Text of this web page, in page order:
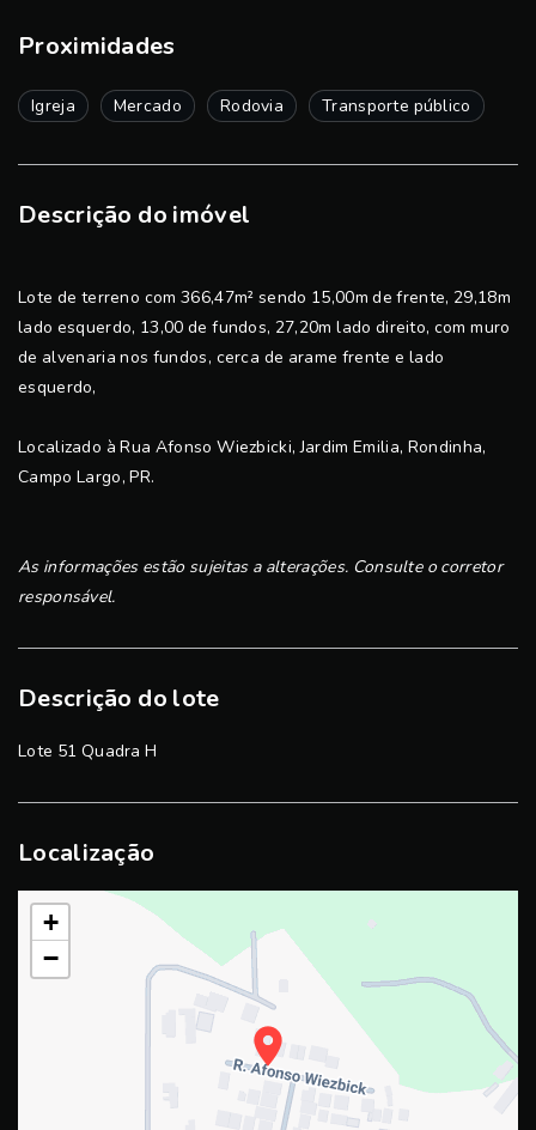
Proximidades
Igreja Mercado Rodovia Transporte público
Descrição do imóvel
Lote de terreno com 366,47m² sendo 15,00m de frente, 29,18m
lado esquerdo, 13,00 de fundos, 27,20m lado direito, com muro
de alvenaria nos fundos, cerca de arame frente e lado
esquerdo,
Localizado à Rua Afonso Wiezbicki, Jardim Emilia, Rondinha,
Campo Largo, PR.
As informações estão sujeitas a alterações. Consulte o corretor
responsável.
Descrição do lote
Lote 51 Quadra H
Localização
+
−